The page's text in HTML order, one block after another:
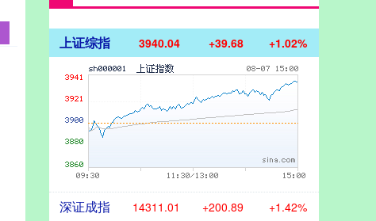
上证综指 3940.04 +39.68 +1.02%
深证成指 14311.01 +200.89 +1.42%